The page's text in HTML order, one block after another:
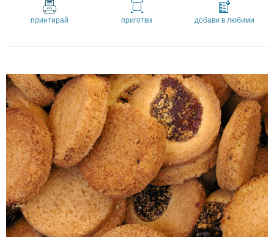
принтирай приготви добави в любими